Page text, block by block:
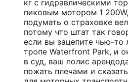
кг с гидравлическими
пиковым мотором 1
подумать о страховке
потому что штат так
если вы зацепите чью-то
тропе Waterfront Park, и
в суд, ваш полис
пожать плечами и